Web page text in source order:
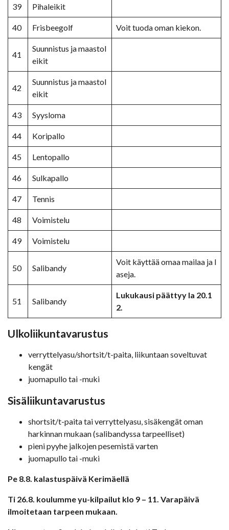
39 Pihaleikit
40 Frisbeegolf Voit tuoda oman kiekon.
41
Suunnistus ja maastol
eikit
42
Suunnistus ja maastol
eikit
43 Syysloma
44 Koripallo
45 Lentopallo
46 Sulkapallo
47 Tennis
48 Voimistelu
49 Voimistelu
50 Salibandy
Voit käyttää omaa mailaa ja l
aseja.
51 Salibandy
Lukukausi päättyy la 20.1
2.
Ulkoliikuntavarustus
verryttelyasu/shortsit/t-paita, liikuntaan soveltuvat
kengät
juomapullo tai -muki
Sisäliikuntavarustus
shortsit/t-paita tai verryttelyasu, sisäkengät oman
harkinnan mukaan (salibandyssa tarpeelliset)
pieni pyyhe jalkojen pesemistä varten
juomapullo tai -muki
Pe 8.8. kalastuspäivä Kerimäellä
Ti 26.8. koulumme yu-kilpailut klo 9 – 11. Varapäivä
ilmoitetaan tarpeen mukaan.